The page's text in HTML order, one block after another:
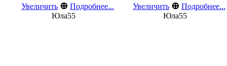
Увеличить ⊕ Подробнее...
Юла55
Увеличить ⊕ Подробнее...
Юла55